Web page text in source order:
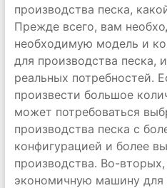
производства песка,
Прежде всего, вам
необходимую модель и
для производства песка,
реальных потребностей.
произвести большое
может потребоваться
производства песка с
конфигурацией и более
производства. Во-
экономичную машину для